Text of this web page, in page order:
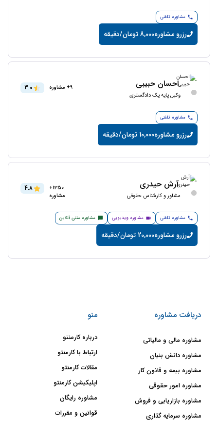
مشاوره تلفنی
رزرو مشاوره8,000 تومان/دقیقه
احسان حبیبی
وکیل پایه یک دادگستری
9+ مشاوره 3.0
مشاوره تلفنی
رزرو مشاوره10,000 تومان/دقیقه
آرش حیدری
مشاور و کارشناس حقوقی
1350+
مشاوره
4.8
مشاوره تلفنی مشاوره ویدیویی مشاوره متنی آنلاین
رزرو مشاوره20,000 تومان/دقیقه
دریافت مشاوره
مشاوره مالی و مالیاتی
مشاوره دانش بنیان
مشاوره بیمه و قانون کار
مشاوره امور حقوقی
مشاوره بازاریابی و فروش
مشاوره سرمایه گذاری
منو
درباره کارمنتو
ارتباط با کارمنتو
مقالات کارمنتو
اپلیکیشن کارمنتو
مشاوره رایگان
قوانین و مقررات